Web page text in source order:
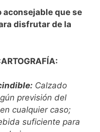
aconsejable que se
disfrutar de la
Calzado
previsión del
cualquier caso;
suficiente para